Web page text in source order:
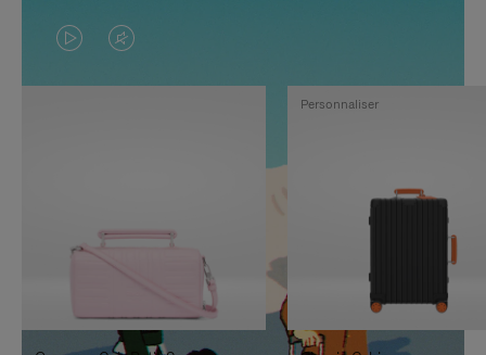
LA
VIDÉO
PAUSE,
APPUYEZ
SUR
LE
SON
DÉSACTIVÉ.
VEUILLEZ
Personnaliser